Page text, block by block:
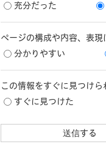
充分だった
ページの構成や内容、表現
分かりやすい
この情報をすぐに見つけら
すぐに見つけた